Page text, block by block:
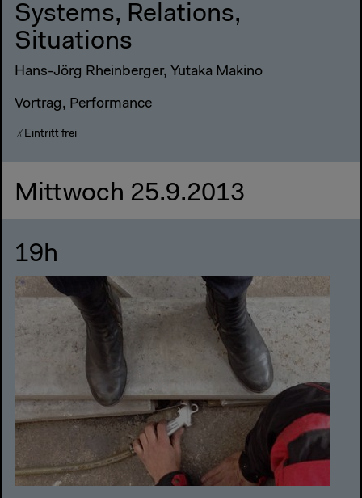
Systems, Relations,
Situations
Hans-Jörg Rheinberger, Yutaka Makino
Vortrag, Performance
Eintritt frei
Mittwoch 25.9.2013
19h